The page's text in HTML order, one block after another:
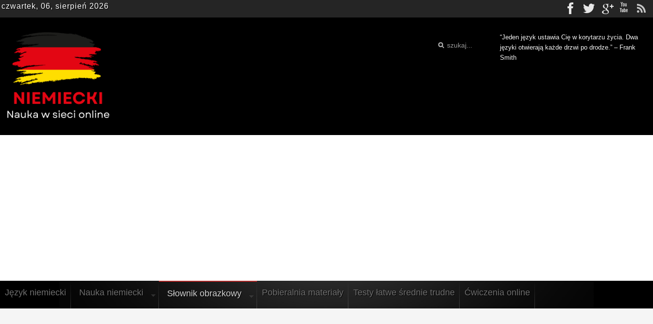
czwartek, 06, sierpień 2026 Facebook
Twittergplus
“Jeden język ustawia Cię w korytarzu życia. Dwa
języki otwierają każde drzwi po drodze.” – Frank
Smith
Język niemiecki Nauka niemiecki Słownik obrazkowy Pobieralnia materiały Testy łatwe średnie trudne Ćwiczenia online